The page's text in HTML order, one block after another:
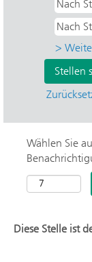
>
Wählen Sie
Diese Stelle ist